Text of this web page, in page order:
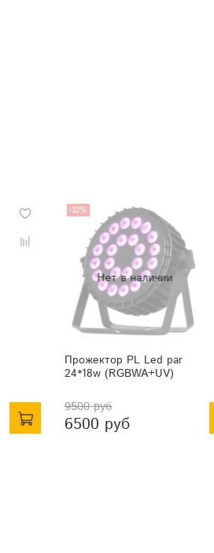
-32%
Прожектор PL Led par
24*18w (RGBWA+UV)
9500 руб
6500 руб